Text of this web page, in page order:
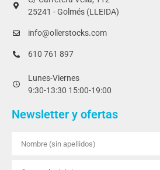
25241 - Golmés (LLEIDA)
info@ollerstocks.com
610 761 897
Lunes-Viernes
9:30-13:30 15:00-19:00
Newsletter y ofertas